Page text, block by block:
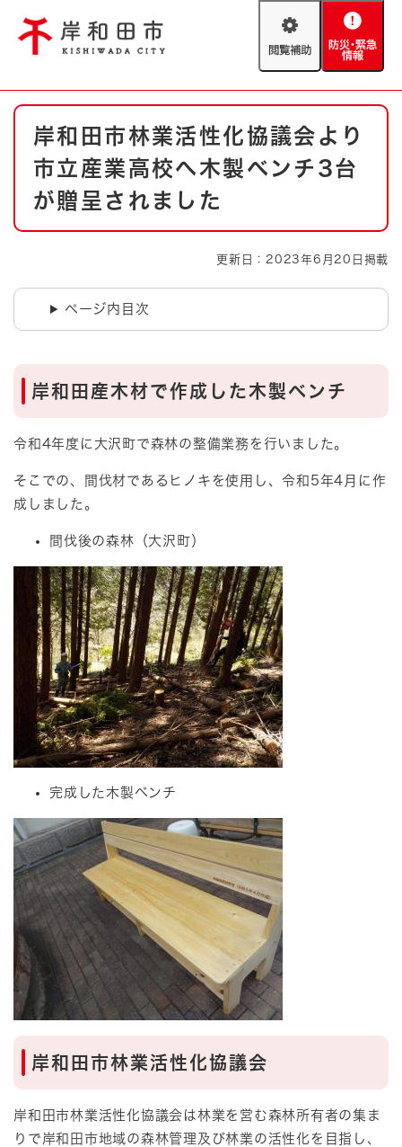
閲
助
防
緊
情
報
やさしい日本語
文字サイズ 標準 拡大
防災・緊急情報 救急・消防
ハザードマップ AED設置箇所
本
岸和田市林業活性化協議会より
市立産業高校へ木製ベンチ3台
が贈呈されました
更新日：2023年6月20日掲載
ページ内目次
岸和田産木材で作成した木製ベンチ
令和4年度に大沢町で森林の整備業務を行いました。
そこでの、間伐材であるヒノキを使用し、令和5年4月に作
成しました。
間伐後の森林（大沢町）
完成した木製ベンチ
岸和田市林業活性化協議会
岸和田市林業活性化協議会は林業を営む森林所有者の集ま
りで岸和田市地域の森林管理及び林業の活性化を目指し、